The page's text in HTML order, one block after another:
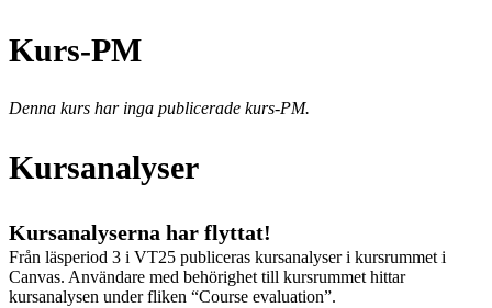
Kurs-PM
Denna kurs har inga publicerade kurs-PM.
Kursanalyser
Kursanalyserna har flyttat!
Från läsperiod 3 i VT25 publiceras kursanalyser i kursrummet i
Canvas. Användare med behörighet till kursrummet hittar
kursanalysen under fliken “Course evaluation”.